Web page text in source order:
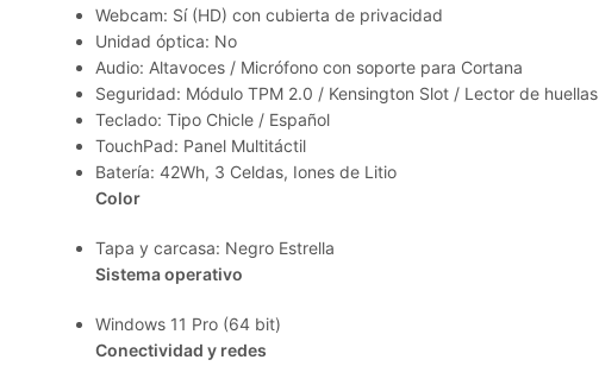
Webcam: Sí (HD) con cubierta de privacidad
Unidad óptica: No
Audio: Altavoces / Micrófono con soporte para Cortana
Seguridad: Módulo TPM 2.0 / Kensington Slot / Lector de huellas
Teclado: Tipo Chicle / Español
TouchPad: Panel Multitáctil
Batería: 42Wh, 3 Celdas, Iones de Litio
Color
Tapa y carcasa: Negro Estrella
Sistema operativo
Windows 11 Pro (64 bit)
Conectividad y redes